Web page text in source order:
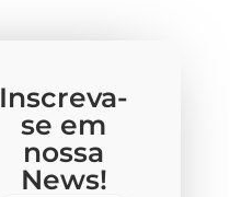
Inscreva-
se em
nossa
News!